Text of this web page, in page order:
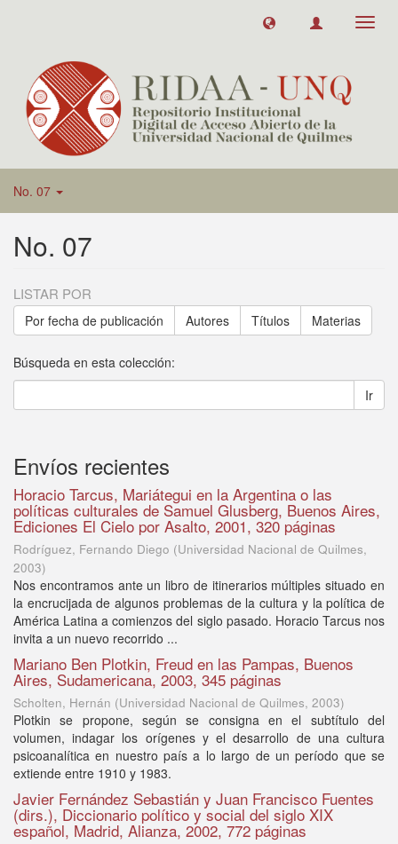
No. 07
No. 07
LISTAR POR
Por fecha de publicación Autores Títulos Materias
Búsqueda en esta colección:
Ir
Envíos recientes
Horacio Tarcus, Mariátegui en la Argentina o las
políticas culturales de Samuel Glusberg, Buenos Aires,
Ediciones El Cielo por Asalto, 2001, 320 páginas
Rodríguez, Fernando Diego (Universidad Nacional de Quilmes,
2003)
Nos encontramos ante un libro de itinerarios múltiples situado en
la encrucijada de algunos problemas de la cultura y la política de
América Latina a comienzos del siglo pasado. Horacio Tarcus nos
invita a un nuevo recorrido ...
Mariano Ben Plotkin, Freud en las Pampas, Buenos
Aires, Sudamericana, 2003, 345 páginas
Scholten, Hernán (Universidad Nacional de Quilmes, 2003)
Plotkin se propone, según se consigna en el subtítulo del
volumen, indagar los orígenes y el desarrollo de una cultura
psicoanalítica en nuestro país a lo largo de un período que se
extiende entre 1910 y 1983.
Javier Fernández Sebastián y Juan Francisco Fuentes
(dirs.), Diccionario político y social del siglo XIX
español, Madrid, Alianza, 2002, 772 páginas